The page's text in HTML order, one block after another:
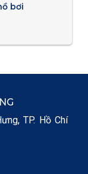
bơi
TP. Hồ Chí